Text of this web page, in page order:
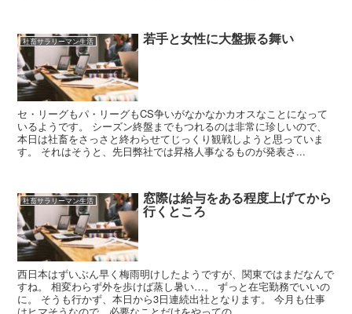
社畜サラリーマン生活 若手と女性に大盤振る舞い
セ・リーグもパ・リーグもCS争いがなかなかカオスなことになって
いるようです。 シーズン終盤までもつれるのは非常に珍しいので、
本日は社畜をさっさと終わらせてじっくり観戦しようと思っていま
す。 それはそうと、先日弊社では昇格人事なるものが発表さ...
社畜サラリーマン生活 窓際は給与をある程度上げてから
行くところ
西日本はずいぶん早く梅雨明けしたようですが、関東ではまだなんで
すね。 相変わらず外を歩けば蒸し暑い…。 ずっと在宅勤務でいいの
に。 そうも行かず、本日から3日連続出社となります。 今月も仕事
はヒマそうなので、必要なことだけをやっての...